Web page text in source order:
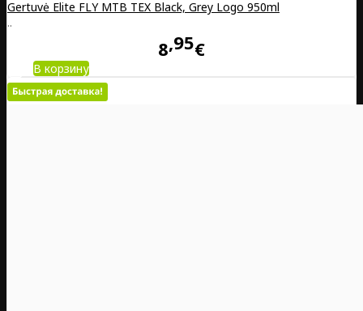
Gertuvė Elite FLY MTB TEX Black, Grey Logo 950ml
..
8 95€
В корзину